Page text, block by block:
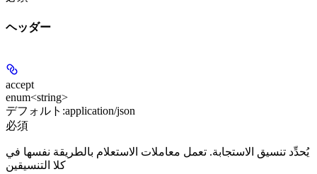
ヘッダー
accept
enum<string>
デフォルト:application/json
必須
يُحدِّد تنسيق الاستجابة. تعمل معاملات الاستعلام بالطريقة نفسها في
كلا التنسيقين